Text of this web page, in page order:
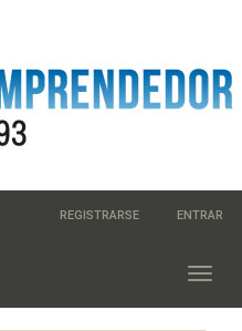
REGISTRARSE ENTRAR